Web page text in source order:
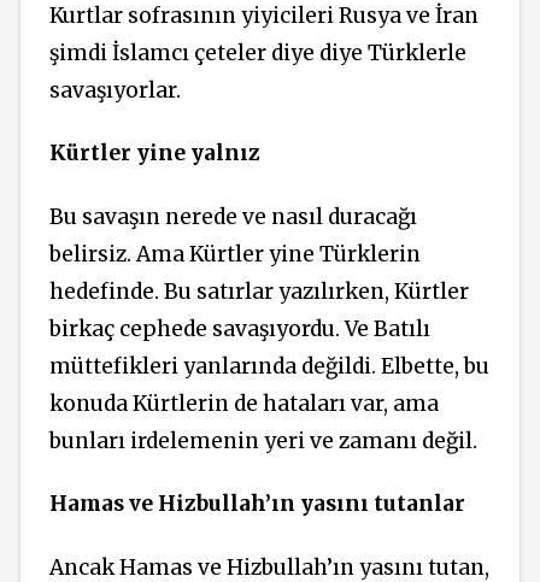
Kurtlar sofrasının yiyicileri Rusya ve İran
şimdi İslamcı çeteler diye diye Türklerle
savaşıyorlar.
Kürtler yine yalnız
Bu savaşın nerede ve nasıl duracağı
belirsiz. Ama Kürtler yine Türklerin
hedefinde. Bu satırlar yazılırken, Kürtler
birkaç cephede savaşıyordu. Ve Batılı
müttefikleri yanlarında değildi. Elbette, bu
konuda Kürtlerin de hataları var, ama
bunları irdelemenin yeri ve zamanı değil.
Hamas ve Hizbullah’ın yasını tutanlar
Ancak Hamas ve Hizbullah’ın yasını tutan,